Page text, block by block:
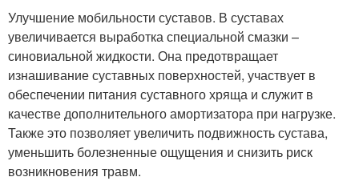
Улучшение мобильности суставов. В суставах
увеличивается выработка специальной смазки –
синовиальной жидкости. Она предотвращает
изнашивание суставных поверхностей, участвует в
обеспечении питания суставного хряща и служит в
качестве дополнительного амортизатора при нагрузке.
Также это позволяет увеличить подвижность сустава,
уменьшить болезненные ощущения и снизить риск
возникновения травм.